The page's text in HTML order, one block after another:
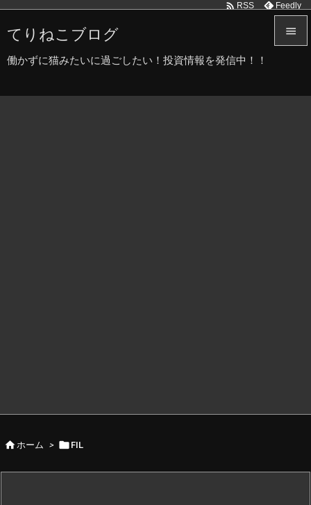
てりねこブログ
働かずに猫みたいに過ごしたい！投資情報を発信中！！


 RSS Feedly
ホーム >  FIL